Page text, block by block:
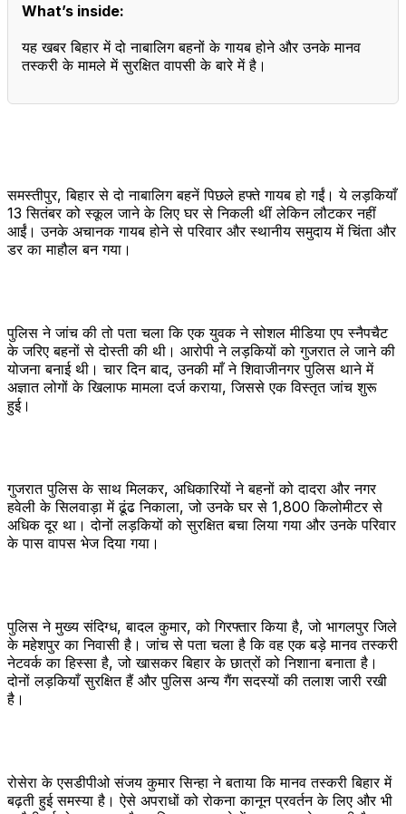
What’s inside:
यह खबर बिहार में दो नाबालिग बहनों के गायब होने और उनके मानव
तस्करी के मामले में सुरक्षित वापसी के बारे में है।
समस्तीपुर, बिहार से दो नाबालिग बहनें पिछले हफ्ते गायब हो गईं। ये लड़कियाँ
13 सितंबर को स्कूल जाने के लिए घर से निकली थीं लेकिन लौटकर नहीं
आईं। उनके अचानक गायब होने से परिवार और स्थानीय समुदाय में चिंता और
डर का माहौल बन गया।
पुलिस ने जांच की तो पता चला कि एक युवक ने सोशल मीडिया एप स्नैपचैट
के जरिए बहनों से दोस्ती की थी। आरोपी ने लड़कियों को गुजरात ले जाने की
योजना बनाई थी। चार दिन बाद, उनकी माँ ने शिवाजीनगर पुलिस थाने में
अज्ञात लोगों के खिलाफ मामला दर्ज कराया, जिससे एक विस्तृत जांच शुरू
हुई।
गुजरात पुलिस के साथ मिलकर, अधिकारियों ने बहनों को दादरा और नगर
हवेली के सिलवाड़ा में ढूंढ निकाला, जो उनके घर से 1,800 किलोमीटर से
अधिक दूर था। दोनों लड़कियों को सुरक्षित बचा लिया गया और उनके परिवार
के पास वापस भेज दिया गया।
पुलिस ने मुख्य संदिग्ध, बादल कुमार, को गिरफ्तार किया है, जो भागलपुर जिले
के महेशपुर का निवासी है। जांच से पता चला है कि वह एक बड़े मानव तस्करी
नेटवर्क का हिस्सा है, जो खासकर बिहार के छात्रों को निशाना बनाता है।
दोनों लड़कियाँ सुरक्षित हैं और पुलिस अन्य गैंग सदस्यों की तलाश जारी रखी
है।
रोसेरा के एसडीपीओ संजय कुमार सिन्हा ने बताया कि मानव तस्करी बिहार में
बढ़ती हुई समस्या है। ऐसे अपराधों को रोकना कानून प्रवर्तन के लिए और भी